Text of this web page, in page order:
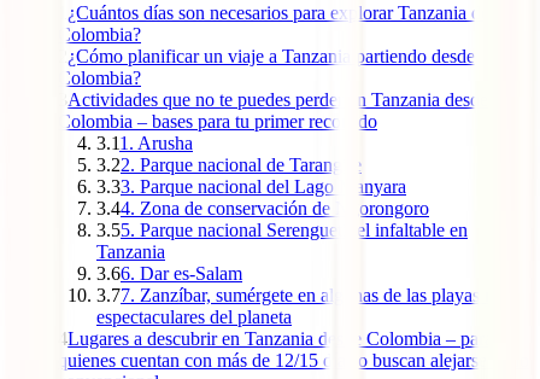
¿Cuántos días son necesarios para explorar Tanzania desde
Colombia?
¿Cómo planificar un viaje a Tanzania partiendo desde
Colombia?
Actividades que no te puedes perder en Tanzania desde
Colombia – bases para tu primer recorrido
3.11. Arusha
3.22. Parque nacional de Tarangire
3.33. Parque nacional del Lago Manyara
3.44. Zona de conservación de Ngorongoro
3.55. Parque nacional Serengueti, el infaltable en
Tanzania
3.66. Dar es-Salam
3.77. Zanzíbar, sumérgete en algunas de las playas más
espectaculares del planeta
4Lugares a descubrir en Tanzania desde Colombia – para
quienes cuentan con más de 12/15 días o buscan alejarse de lo